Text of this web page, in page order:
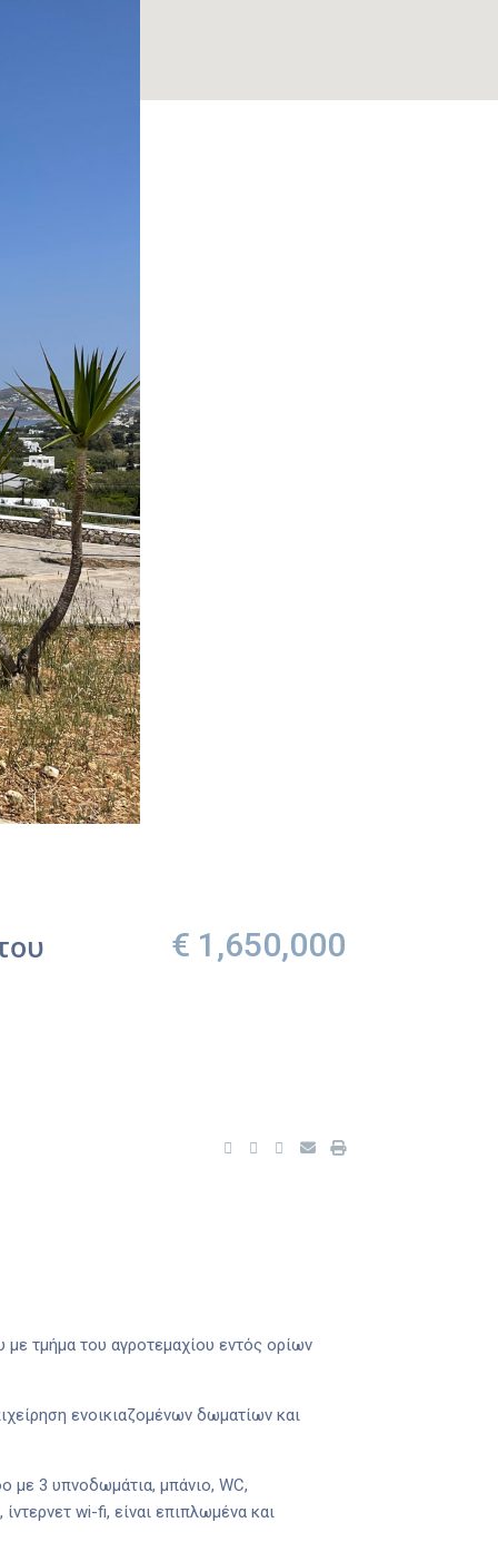
€ 1,650,000
τμήμα του αγροτεμαχίου εντός ορίων
ενοικιαζομένων δωματίων και
με 3 υπνοδωμάτια, μπάνιο, WC,
wi-fi, είναι επιπλωμένα και